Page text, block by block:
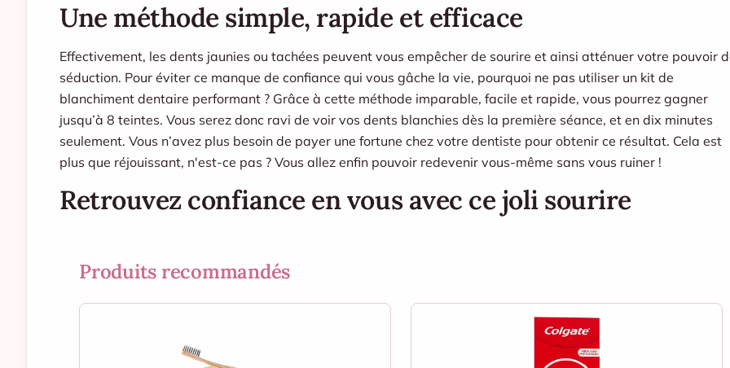
Une méthode simple, rapide et efficace
Effectivement, les dents jaunies ou tachées peuvent vous empêcher de sourire et ainsi atténuer votre pouvoir
séduction. Pour éviter ce manque de confiance qui vous gâche la vie, pourquoi ne pas utiliser un kit de
blanchiment dentaire performant ? Grâce à cette méthode imparable, facile et rapide, vous pourrez gagner
jusqu’à 8 teintes. Vous serez donc ravi de voir vos dents blanchies dès la première séance, et en dix minutes
seulement. Vous n’avez plus besoin de payer une fortune chez votre dentiste pour obtenir ce résultat. Cela est
plus que réjouissant, n'est-ce pas ? Vous allez enfin pouvoir redevenir vous-même sans vous ruiner !
Retrouvez confiance en vous avec ce joli sourire
Produits recommandés